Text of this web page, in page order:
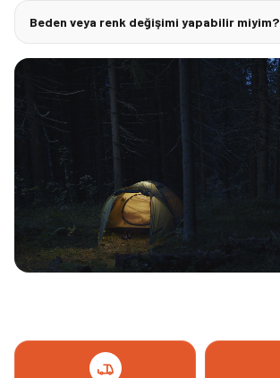
Beden veya renk değişimi yapabilir miyim?